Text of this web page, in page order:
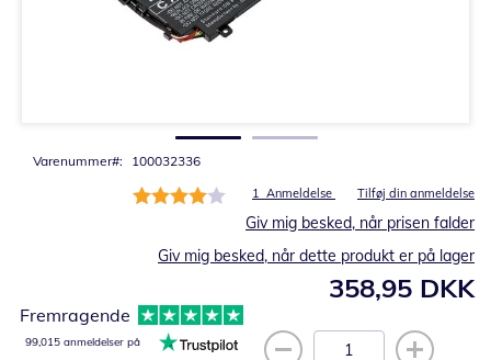
Varenummer 100032336
Bedømmelse:
1 Anmeldelse Tilføj din anmeldelse
358,95 DKK
Giv mig besked, når prisen falder
Giv mig besked, når dette produkt er på lager
Fremragende
99,015 anmeldelser på